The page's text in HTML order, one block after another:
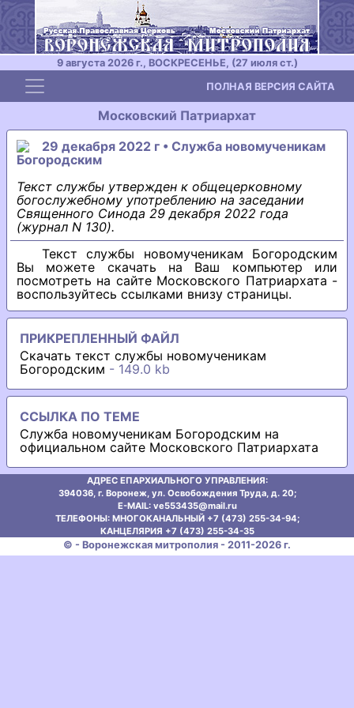
9 августа 2026 г., ВОСКРЕСЕНЬЕ, (27 июля ст.)
Toggle navigation ПОЛНАЯ ВЕРСИЯ САЙТА
Московский Патриархат
29 декабря 2022 г • Служба новомученикам
Богородским
Текст службы утвержден к общецерковному
богослужебному употреблению на заседании
Священного Синода 29 декабря 2022 года
(журнал N 130).
Текст службы новомученикам Богородским
Вы можете скачать на Ваш компьютер или
посмотреть на сайте Московского Патриархата -
воспользуйтесь ссылками внизу страницы.
ПРИКРЕПЛЕННЫЙ ФАЙЛ
Скачать текст службы новомученикам
Богородским - 149.0 kb
ССЫЛКА ПО ТЕМЕ
Служба новомученикам Богородским на
официальном сайте Московского Патриархата
АДРЕС ЕПАРХИАЛЬНОГО УПРАВЛЕНИЯ:
394036, г. Воронеж, ул. Освобождения Труда, д. 20;
E-MAIL: ve553435@mаil.ru
ТЕЛЕФОНЫ: МНОГОКАНАЛЬНЫЙ +7 (473) 255-34-94;
КАНЦЕЛЯРИЯ +7 (473) 255-34-35
© - Воронежская митрополия - 2011-2026 г.